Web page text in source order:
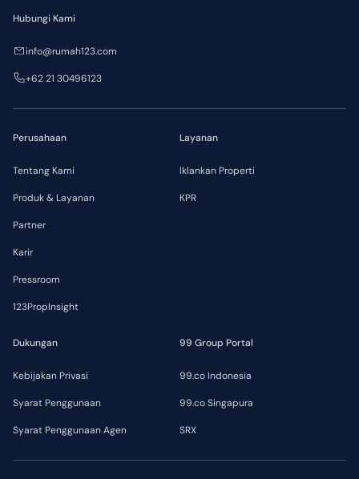
Perusahaan
Tentang Kami
Produk & Layanan
Partner
Karir
Pressroom
123PropInsight
Layanan
Iklankan Properti
KPR
Dukungan
Kebijakan Privasi
Syarat Penggunaan
Syarat Penggunaan Agen
99 Group Portal
99.co Indonesia
99.co Singapura
SRX
Hubungi Kami
info@rumah123.com
+62 21 30496123